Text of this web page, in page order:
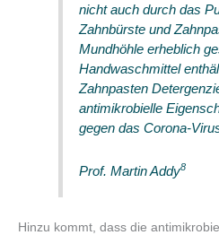
nicht auch durch das
Zahnbürste und
Mundhöhle erheblich
Handwaschmittel
Zahnpasten
antimikrobielle
gegen das Corona-
Prof. Martin Addy​8​
Hinzu kommt, dass die